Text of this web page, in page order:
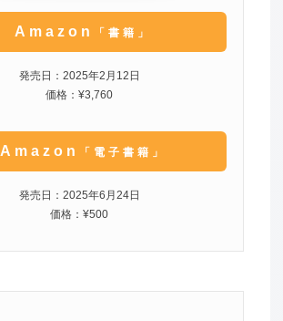
Amazon 「書籍」
発売日：2025年2月12日
価格：¥3,760
Amazon 「電子書籍」
発売日：2025年6月24日
価格：¥500